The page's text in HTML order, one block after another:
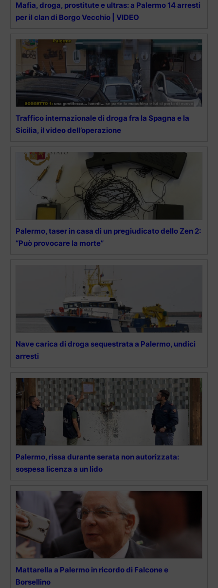
Mafia, droga, prostitute e ultras: a Palermo 14 arresti
per il clan di Borgo Vecchio | VIDEO
Traffico internazionale di droga fra la Spagna e la
Sicilia, il video dell’operazione
Palermo, taser in casa di un pregiudicato dello Zen 2:
“Può provocare la morte”
Nave carica di droga sequestrata a Palermo, undici
arresti
Palermo, rissa durante serata non autorizzata:
sospesa licenza a un lido
Mattarella a Palermo in ricordo di Falcone e
Borsellino